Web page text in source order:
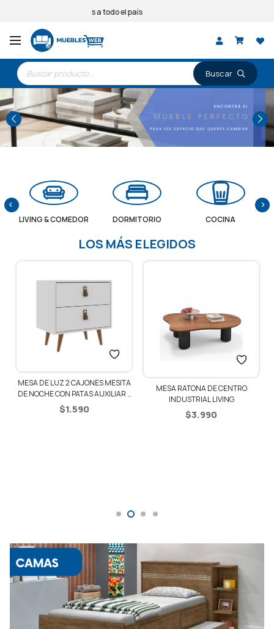
Entregas a todo el país
Búsqueda
de
productos
LIVING & COMEDOR DORMITORIO COCINA
LOS MÁS ELEGIDOS
MESA DE LUZ 2 CAJONES MESITA
DE NOCHE CON PATAS AUXILIAR –
BLANCO
$1.590
MESA RATONA DE CENTRO
INDUSTRIAL LIVING
$3.990